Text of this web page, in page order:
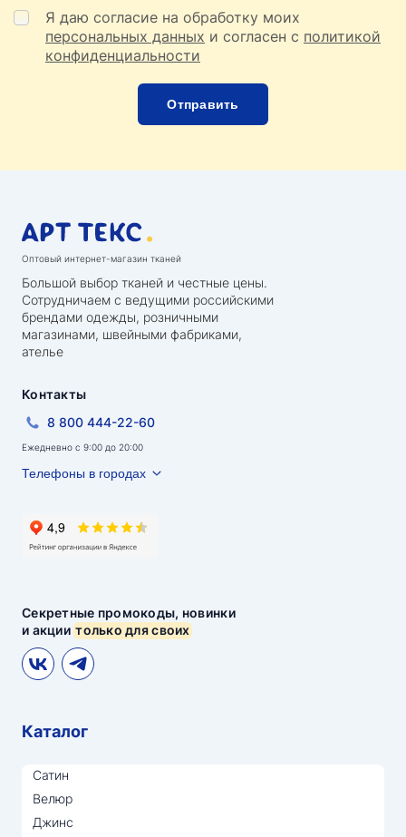
Я даю согласие на обработку моих
персональных данных и согласен с политикой
конфиденциальности
Оптовый интернет-магазин тканей
Большой выбор тканей и честные цены.
Сотрудничаем с ведущими российскими
брендами одежды, розничными
магазинами, швейными фабриками,
ателье
Секретные промокоды, новинки
и акциитолько для своих
Контакты
8 800 444-22-60
Ежедневно с 9:00 до 20:00
Телефоны в городах
Каталог
Сатин
Велюр
Джинс